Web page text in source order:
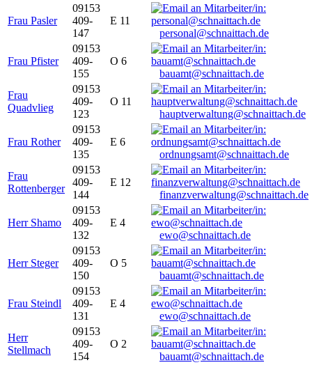
Frau Pasler
09153
409-
147
E 11
personal@schnaittach.de
Frau Pfister
09153
409-
155
O 6
bauamt@schnaittach.de
Frau
Quadvlieg
09153
409-
123
O 11
hauptverwaltung@schnaittach.de
Frau Rother
09153
409-
135
E 6
ordnungsamt@schnaittach.de
Frau
Rottenberger
09153
409-
144
E 12
finanzverwaltung@schnaittach.de
Herr Shamo
09153
409-
132
E 4
ewo@schnaittach.de
Herr Steger
09153
409-
150
O 5
bauamt@schnaittach.de
Frau Steindl
09153
409-
131
E 4
ewo@schnaittach.de
Herr
Stellmach
09153
409-
154
O 2
bauamt@schnaittach.de